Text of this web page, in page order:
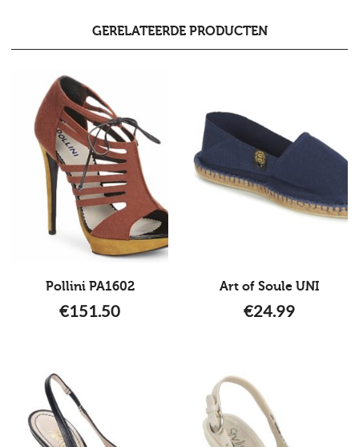
GERELATEERDE PRODUCTEN
Pollini PA1602
€151.50
Art of Soule UNI
€24.99